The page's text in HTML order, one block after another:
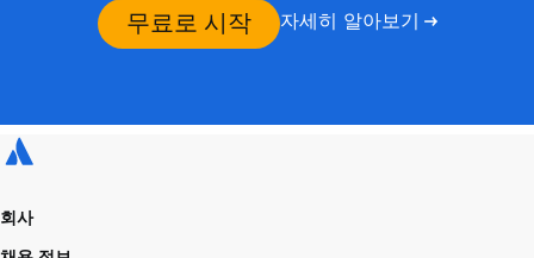
무료로 시작 자세히 알아보기
회사